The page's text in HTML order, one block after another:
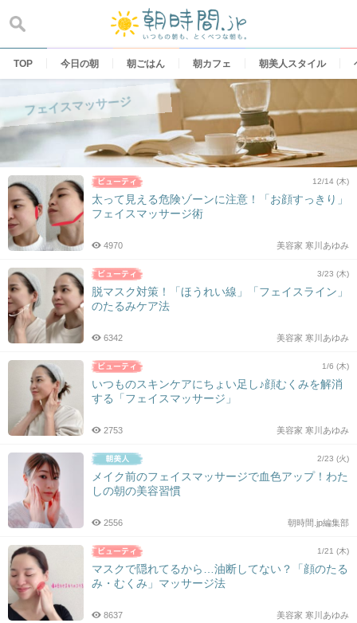
content
TOP 今日の朝 朝ごはん 朝カフェ 朝美人スタイル
フェイスマッサージ
12/14 (木)
太って見える危険ゾーンに注意！「お顔すっきり」
フェイスマッサージ術
美容家 寒川あゆみ
4970
3/23 (木)
脱マスク対策！「ほうれい線」「フェイスライン」
のたるみケア法
美容家 寒川あゆみ
6342
1/6 (木)
いつものスキンケアにちょい足し♪顔むくみを解消
する「フェイスマッサージ」
美容家 寒川あゆみ
2753
2/23 (火)
メイク前のフェイスマッサージで血色アップ！わた
しの朝の美容習慣
朝時間.jp編集部
2556
1/21 (木)
マスクで隠れてるから…油断してない？「顔のたる
み・むくみ」マッサージ法
美容家 寒川あゆみ
8637